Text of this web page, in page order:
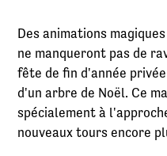
Des animations
ne manqueront pas de
fête de fin d'année
d'un arbre de Noël. Ce
spécialement à
nouveaux tours encore